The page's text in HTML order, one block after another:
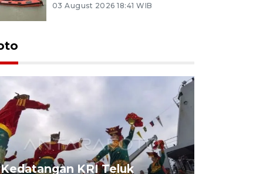
03 August 2026 18:41 WIB
Kedatangan KRI Teluk